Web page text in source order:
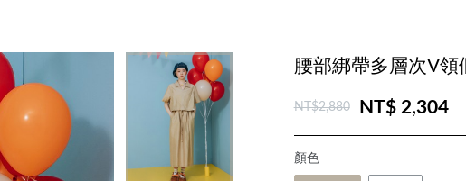
腰部綁帶多層次V領
NT$2,880 NT$ 2,304
顏色